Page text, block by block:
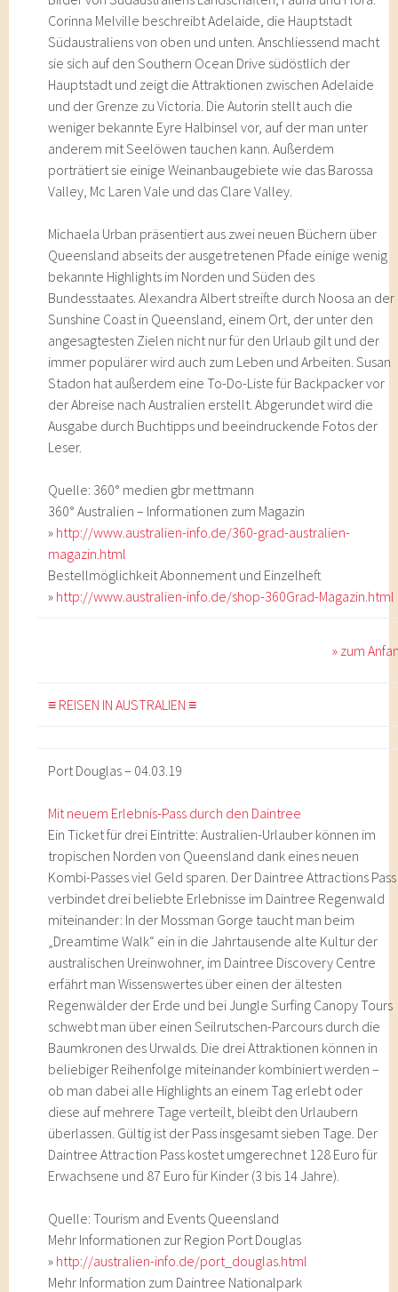
Corinna Melville beschreibt Adelaide, die Hauptstadt
Südaustraliens von oben und unten. Anschliessend macht
sie sich auf den Southern Ocean Drive südöstlich der
Hauptstadt und zeigt die Attraktionen zwischen Adelaide
und der Grenze zu Victoria. Die Autorin stellt auch die
weniger bekannte Eyre Halbinsel vor, auf der man unter
anderem mit Seelöwen tauchen kann. Außerdem
porträtiert sie einige Weinanbaugebiete wie das Barossa
Valley, Mc Laren Vale und das Clare Valley.
Michaela Urban präsentiert aus zwei neuen Büchern über
Queensland abseits der ausgetretenen Pfade einige wenig
bekannte Highlights im Norden und Süden des
Bundesstaates. Alexandra Albert streifte durch Noosa an der
Sunshine Coast in Queensland, einem Ort, der unter den
angesagtesten Zielen nicht nur für den Urlaub gilt und der
immer populärer wird auch zum Leben und Arbeiten. Susan
Stadon hat außerdem eine To-Do-Liste für Backpacker vor
der Abreise nach Australien erstellt. Abgerundet wird die
Ausgabe durch Buchtipps und beeindruckende Fotos der
Leser.
Quelle: 360° medien gbr mettmann
360° Australien – Informationen zum Magazin
» http://www.australien-info.de/360-grad-australien-
magazin.html
Bestellmöglichkeit Abonnement und Einzelheft
» http://www.australien-info.de/shop-360Grad-Magazin.html
» zum
≡ REISEN IN AUSTRALIEN ≡
Port Douglas – 04.03.19
Mit neuem Erlebnis-Pass durch den Daintree
Ein Ticket für drei Eintritte: Australien-Urlauber können im
tropischen Norden von Queensland dank eines neuen
Kombi-Passes viel Geld sparen. Der Daintree Attractions Pass
verbindet drei beliebte Erlebnisse im Daintree Regenwald
miteinander: In der Mossman Gorge taucht man beim
„Dreamtime Walk“ ein in die Jahrtausende alte Kultur der
australischen Ureinwohner, im Daintree Discovery Centre
erfährt man Wissenswertes über einen der ältesten
Regenwälder der Erde und bei Jungle Surfing Canopy Tours
schwebt man über einen Seilrutschen-Parcours durch die
Baumkronen des Urwalds. Die drei Attraktionen können in
beliebiger Reihenfolge miteinander kombiniert werden –
ob man dabei alle Highlights an einem Tag erlebt oder
diese auf mehrere Tage verteilt, bleibt den Urlaubern
überlassen. Gültig ist der Pass insgesamt sieben Tage. Der
Daintree Attraction Pass kostet umgerechnet 128 Euro für
Erwachsene und 87 Euro für Kinder (3 bis 14 Jahre).
Quelle: Tourism and Events Queensland
Mehr Informationen zur Region Port Douglas
» http://australien-info.de/port_douglas.html
Mehr Information zum Daintree Nationalpark